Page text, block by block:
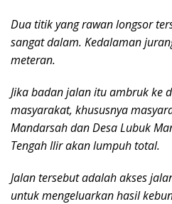
Dua titik yang rawan longsor
sangat dalam. Kedalaman
meteran.
Jika badan jalan itu ambruk ke
masyarakat, khususnya
Mandarsah dan Desa Lubuk
Tengah Ilir akan lumpuh total.
Jalan tersebut adalah akses
untuk mengeluarkan hasil